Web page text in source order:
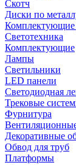
Скотч
Диски по
Комплектующие
Светотехника
Комплектующие
Лампы
Светильники
LED панели
Светодиодная
Трековые
Фурнитура
Декоративные
Обвод для труб
Платформы